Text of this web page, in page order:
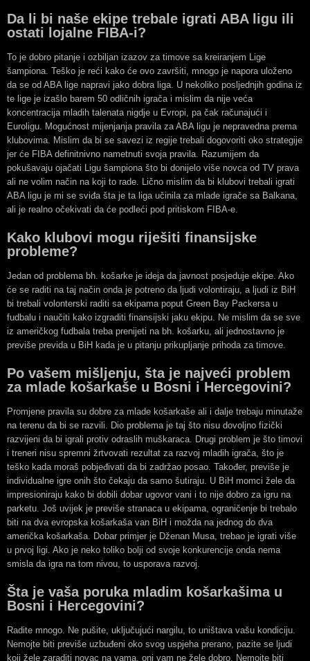
Da li bi naše ekipe trebale igrati ABA ligu ili
ostati lojalne FIBA-i?
To je dobro pitanje i ozbiljan izazov za timove sa kreiranjem Lige
šampiona. Teško je reći kako će ovo završiti, mnogo je napora uloženo
da se od ABA lige napravi jako dobra liga. U nekoliko posljednjih godina iz
te lige je izašlo barem 50 odličnih igrača i mislim da nije veća
koncentracija mladih talenata nigdje u Evropi, pa čak računajući i
Euroligu. Mogućnost mijenjanja pravila za ABA ligu je nepravedna prema
klubovima. Mislim da bi se savezi iz regije trebali dogovoriti oko strategije
jer će FIBA definitnivno nametnuti svoja pravila. Razumijem da
pokušavaju ojačati Ligu šampiona što bi donijelo više novca od TV prava
ali ne volim način na koji to rade. Lično mislim da bi klubovi trebali igrati
ABA ligu je mi se sviđa šta je ta liga učinila za mlade igrače sa Balkana,
ali je realno očekivati da će podleći pod pritiskom FIBA-e.
Kako klubovi mogu riješiti finansijske
probleme?
Jedan od problema bh. košarke je ideja da javnost posjeduje ekipe. Ako
će se raditi na taj način onda je potreno da ljudi volontiraju, a ljudi iz BiH
bi trebali volonterski raditi sa ekipama poput Green Bay Packersa u
fudbalu i naučiti kako izgraditi finansijski jaku ekipu. Ne mislim da se sve
iz američkog fudbala treba prenijeti na bh. košarku, ali jednostavno je
previše previda u BiH kada je u pitanju prikupljanje prihoda za timove.
Po vašem mišljenju, šta je najveći problem
za mlade košarkaše u Bosni i Hercegovini?
Promjene pravila su dobre za mlade košarkaše ali i dalje trebaju minutaže
na terenu da bi se razvili. Dio problema je taj što nisu dovoljno fizički
razvijeni da bi igrali protiv odraslih muškaraca. Drugi problem je što timovi
i treneri nisu spremni žrtvovati rezultat za razvoj mladih igrača, što je
teško kada moraš pobjeđivati da bi zadržao posao. Također, previše je
individualne igre onih što čekaju da samo šutiraju. U BiH momci žele da
impresioniraju kako bi dobili dobar ugovor vani i to nije dobro za igru na
parketu. Još uvijek je previše stranaca u ekipama, ograničenje bi trebalo
biti na dva evropska košarkaša van BiH i možda na jednog do dva
američka košarkaša. Dobar primjer je Dženan Musa, trebao je igrati više
u prvoj ligi. Ako je neko toliko bolji od svoje konkurencije onda nema
smisla da igra na tom nivou, to usporava razvoj.
Šta je vaša poruka mladim košarkašima u
Bosni i Hercegovini?
Radite mnogo. Ne pušite, uključujući nargilu, to uništava vašu kondiciju.
Nemojte biti previše uzbuđeni oko svog uspjeha prerano, pazite se ljudi
koji žele zaraditi novac na vama, oni vam ne žele dobro. Nemojte biti